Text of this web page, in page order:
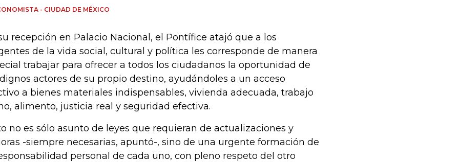
- CIUDAD DE MÉXICO
recepción en Palacio Nacional, el Pontífice atajó que a los
de la vida social, cultural y política les corresponde de manera
trabajar para ofrecer a todos los ciudadanos la oportunidad de
actores de su propio destino, ayudándoles a un acceso
a bienes materiales indispensables, vivienda adecuada, trabajo
alimento, justicia real y seguridad efectiva.
no es sólo asunto de leyes que requieran de actualizaciones y
-siempre necesarias, apuntó-, sino de una urgente formación de
personal de cada uno, con pleno respeto del otro